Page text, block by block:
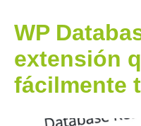
WP
extensión
fácilmente